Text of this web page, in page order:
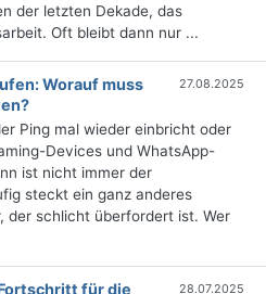
der letzten Dekade, das
Oft bleibt dann nur ...
Worauf muss
27.08.2025
Ping mal wieder einbricht oder
Devices und WhatsApp-
ist nicht immer der
steckt ein ganz anderes
der schlicht überfordert ist. Wer
für die 28.07.2025